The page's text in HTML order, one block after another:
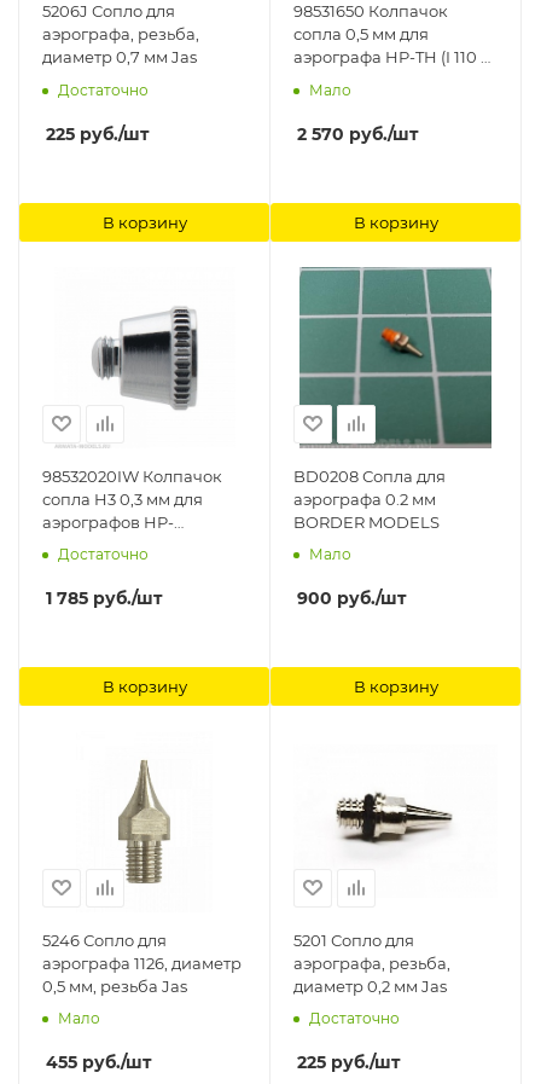
5206J Сопло для
аэрографа, резьба,
диаметр 0,7 мм Jas
Достаточно
225 руб./шт
В корзину
98531650 Колпачок
сопла 0,5 мм для
аэрографа HP-TH (I 110 6)
Anest Iwata
Мало
2 570 руб./шт
В корзину
98532020IW Колпачок
сопла H3 0,3 мм для
аэрографов HP-
CH/CP/BC1P (I 140 3) Anest
Iwata
Достаточно
1 785 руб./шт
В корзину
BD0208 Сопла для
аэрографа 0.2 мм
BORDER MODELS
Мало
900 руб./шт
В корзину
5246 Сопло для
аэрографа 1126, диаметр
0,5 мм, резьба Jas
Мало
455 руб./шт
5201 Сопло для
аэрографа, резьба,
диаметр 0,2 мм Jas
Достаточно
225 руб./шт